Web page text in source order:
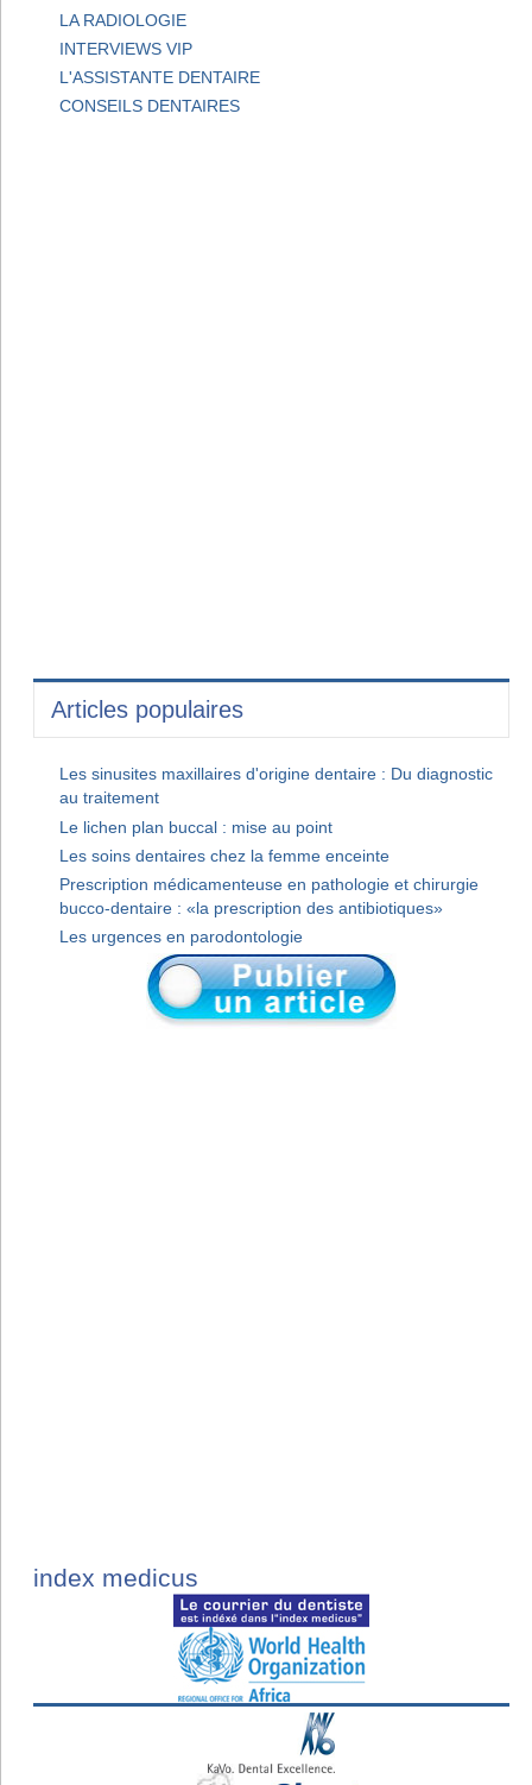
LA RADIOLOGIE
INTERVIEWS VIP
L'ASSISTANTE DENTAIRE
CONSEILS DENTAIRES
Articles populaires
Les sinusites maxillaires d'origine dentaire : Du diagnostic
au traitement
Le lichen plan buccal : mise au point
Les soins dentaires chez la femme enceinte
Prescription médicamenteuse en pathologie et chirurgie
bucco-dentaire : «la prescription des antibiotiques»
Les urgences en parodontologie
index medicus